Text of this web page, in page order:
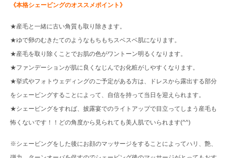
《本格シェービングのオススメポイント》
★産毛と一緒に古い角質も取り除きます。
★ゆで卵のむきたてのようなもちもちスベスベ肌になります。
★産毛を取り除くことでお肌の色がワントーン明るくなります。
★ファンデーションが肌に良くなじんでお化粧がしやすくなります。
★挙式やフォトウェディングのご予定がある方は、ドレスから露出する部分
をシェービングすることによって、自信を持って当日を迎えられます。
★シェービングをすれば、披露宴でのライトアップで目立ってしまう産毛も
怖くないです！！どの角度から見られても美人肌でいられます(^^)
※シェービングをした後にお顔のマッサージをすることによってハリ、艶、